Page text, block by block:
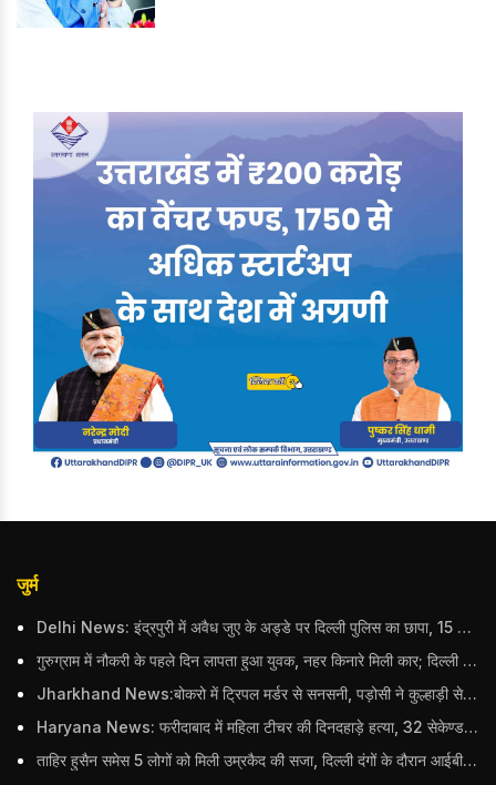
जुर्म
Delhi News: इंद्रपुरी में अवैध जुए के अड्डे पर दिल्ली पुलिस का छापा, 15 जुआरियों को पकड़ा; ₹3.61 लाख नकद और अन्य सामान बरामद
गुरुग्राम में नौकरी के पहले दिन लापता हुआ युवक, नहर किनारे मिली कार; दिल्ली पुलिस ने दर्ज की FIR
Jharkhand News:बोकरो में ट्रिपल मर्डर से सनसनी, पड़ोसी ने कुल्हाड़ी से पति-पत्नी और बहु की हत्या की
Haryana News: फरीदाबाद में महिला टीचर की दिनदहाड़े हत्या, 32 सेकेण्ड में 34 बार किया वार
ताहिर हुसैन समेस 5 लोगों को मिली उम्रकैद की सजा, दिल्ली दंगों के दौरान आईबी अधिकारी का किया था कत्ल